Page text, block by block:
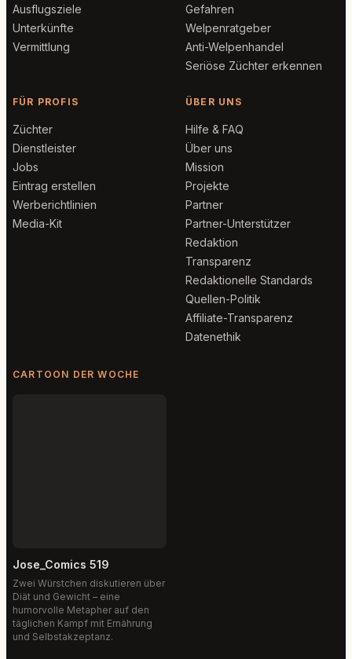
Ausflugsziele
Unterkünfte
Vermittlung
Gefahren
Welpenratgeber
Anti-Welpenhandel
Seriöse Züchter erkennen
FÜR PROFIS
Züchter
Dienstleister
Jobs
Eintrag erstellen
Werberichtlinien
Media-Kit
ÜBER UNS
Hilfe & FAQ
Über uns
Mission
Projekte
Partner
Partner-Unterstützer
Redaktion
Transparenz
Redaktionelle Standards
Quellen-Politik
Affiliate-Transparenz
Datenethik
CARTOON DER WOCHE
Jose_Comics 519
Zwei Würstchen diskutieren über
Diät und Gewicht – eine
humorvolle Metapher auf den
täglichen Kampf mit Ernährung
und Selbstakzeptanz.